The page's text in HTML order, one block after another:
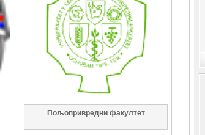
Пољопривредни факултет